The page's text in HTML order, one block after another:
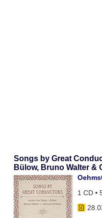
Songs by Great
Bülow, Bruno Walter &
1 CD •